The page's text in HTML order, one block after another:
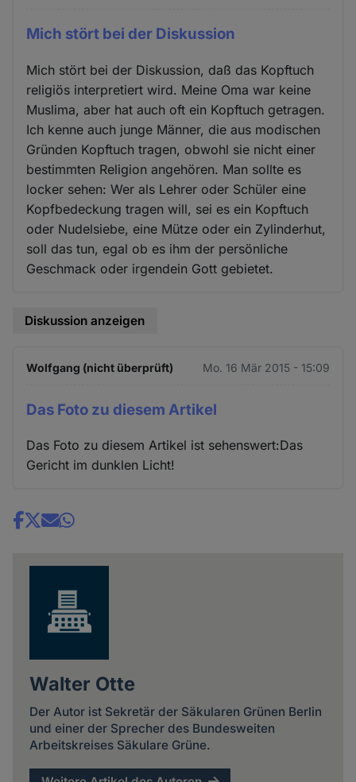
Mich stört bei der Diskussion
Mich stört bei der Diskussion, daß das Kopftuch
religiös interpretiert wird. Meine Oma war keine
Muslima, aber hat auch oft ein Kopftuch getragen.
Ich kenne auch junge Männer, die aus modischen
Gründen Kopftuch tragen, obwohl sie nicht einer
bestimmten Religion angehören. Man sollte es
locker sehen: Wer als Lehrer oder Schüler eine
Kopfbedeckung tragen will, sei es ein Kopftuch
oder Nudelsiebe, eine Mütze oder ein Zylinderhut,
soll das tun, egal ob es ihm der persönliche
Geschmack oder irgendein Gott gebietet.
Diskussion anzeigen
Wolfgang (nicht überprüft) Mo. 16 Mär 2015 - 15:09
Das Foto zu diesem Artikel
Das Foto zu diesem Artikel ist sehenswert:Das
Gericht im dunklen Licht!
Share
Walter Otte
Der Autor ist Sekretär der Säkularen Grünen Berlin
und einer der Sprecher des Bundesweiten
Arbeitskreises Säkulare Grüne.